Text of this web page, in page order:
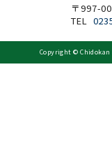
〒997-
TEL
Copyright ©